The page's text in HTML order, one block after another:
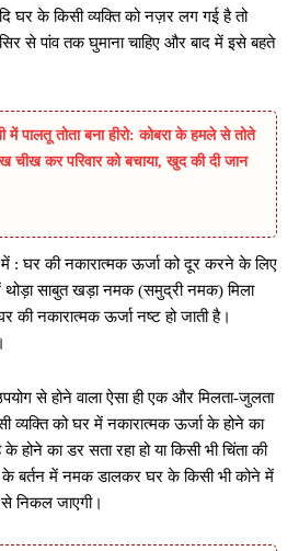
घर के किसी व्यक्ति को नज़र लग गई है तो
से पांव तक घुमाना चाहिए और बाद में इसे बहते
में पालतू तोता बना हीरो: कोबरा के हमले से तोते
चीख कर परिवार को बचाया, खुद की दी जान
: घर की नकारात्मक ऊर्जा को दूर करने के लिए
थोड़ा साबुत खड़ा नमक (समुद्री नमक) मिला
की नकारात्मक ऊर्जा नष्ट हो जाती है।
से होने वाला ऐसा ही एक और मिलता-जुलता
व्यक्ति को घर में नकारात्मक ऊर्जा के होने का
होने का डर सता रहा हो या किसी भी चिंता की
के बर्तन में नमक डालकर घर के किसी भी कोने में
निकल जाएगी।